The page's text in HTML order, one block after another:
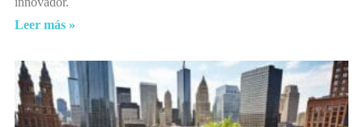
Leer más »